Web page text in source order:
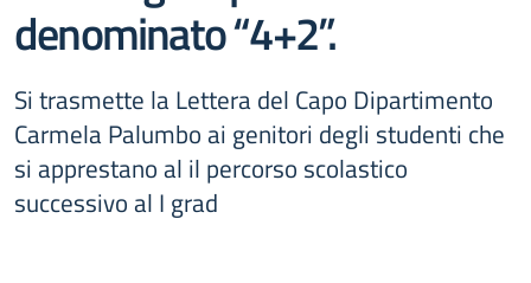
denominato “4+2”.
Si trasmette la Lettera del Capo Dipartimento
Carmela Palumbo ai genitori degli studenti che
si apprestano al il percorso scolastico
successivo al I grad